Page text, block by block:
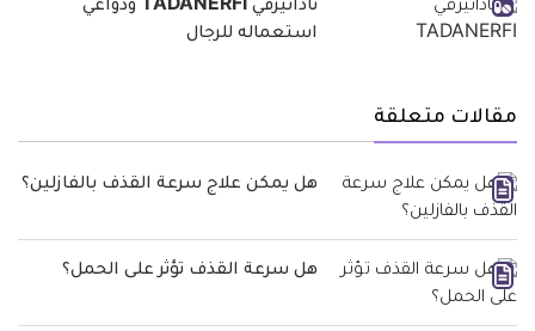
تادانيرفي TADANERFI ودواعي
استعماله للرجال
مقالات متعلقة
هل يمكن علاج سرعة القذف بالفازلين؟
هل سرعة القذف تؤثر على الحمل؟